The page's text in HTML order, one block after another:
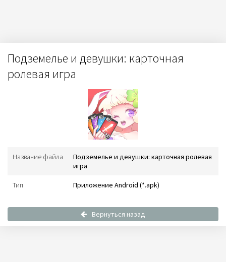
Подземелье и девушки: карточная
ролевая игра
Название файла
Подземелье и девушки: карточная ролевая
игра
Тип Приложение Android (*.apk)
Вернуться назад